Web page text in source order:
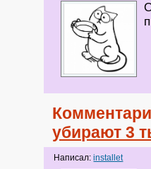
убирают 3
Написал:installet